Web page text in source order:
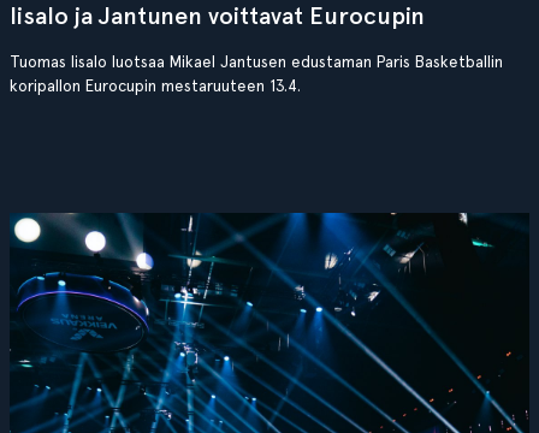
Iisalo ja Jantunen voittavat Eurocupin
Tuomas Iisalo luotsaa Mikael Jantusen edustaman Paris Basketballin
koripallon Eurocupin mestaruuteen 13.4.